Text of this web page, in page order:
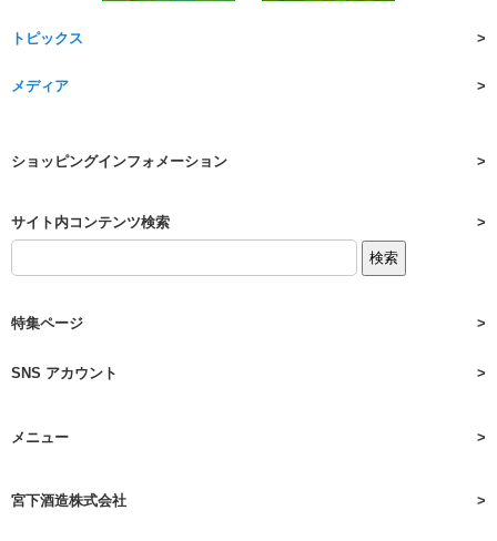
トピックス
メディア
ショッピングインフォメーション
サイト内コンテンツ検索
特集ページ
SNS アカウント
メニュー
宮下酒造株式会社